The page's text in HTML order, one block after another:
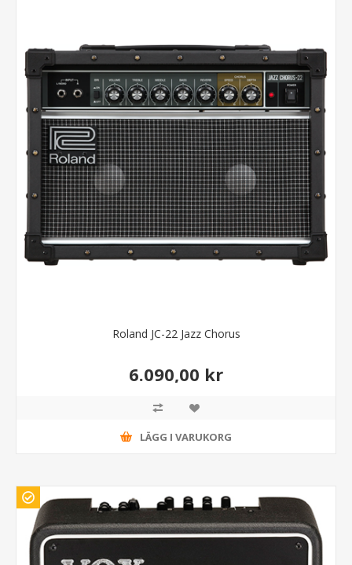
Roland JC-22 Jazz Chorus
6.090,00 kr
LÄGG I VARUKORG